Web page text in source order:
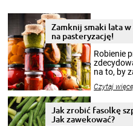
Zamknij smaki lata w
na pasteryzację!
Robienie
na to, by
pełni
miesięcy.
Czytaj
Jak zrobić fasolkę
Jak zawekować?